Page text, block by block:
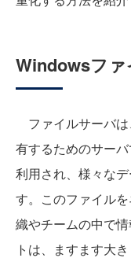
Windowsフ
ファイルサーバ
有するためのサー
利用され、様々な
す。このファイル
織やチームの中で
トは、ますます大